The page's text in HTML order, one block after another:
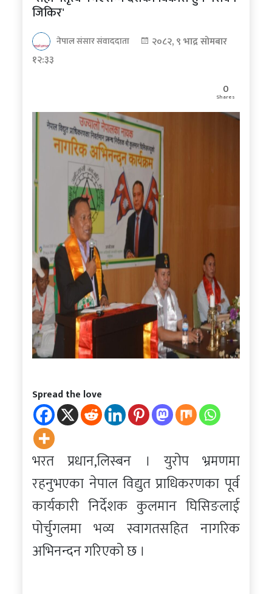
जिकिर'
नेपाल संसार संवाददाता
२०८२, ९ भाद्र सोमबार
१२:३३
0
Shares
Spread the love
भरत प्रधान,लिस्बन । युरोप भ्रमणमा
रहनुभएका नेपाल विद्युत प्राधिकरणका पूर्व
कार्यकारी निर्देशक कुलमान घिसिङलाई
पोर्चुगलमा भव्य स्वागतसहित नागरिक
अभिनन्दन गरिएको छ ।